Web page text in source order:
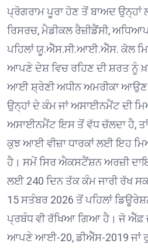
ਪ੍ਰੋਗਰਾਮ ਪੂਰਾ ਹੋਣ ਤੋਂ ਬਾਅਦ ਉਨ੍ਹਾਂ
ਰਿਸਰਚ, ਮੈਡੀਕਲ ਰੈਜ਼ੀਡੈਂਸੀ,
ਪਹਿਲਾਂ ਯੂ.ਐੱਸ.ਸੀ.ਆਈ.ਐੱਸ. ਕੋਲ
ਆਪਣੇ ਦੇਸ਼ ਵਿਚ ਰਹਿਣ ਦੀ ਸ਼ਰਤ ਨੂੰ
ਆਈ ਸ਼੍ਰੇਣੀ ਅਧੀਨ ਅਮਰੀਕਾ ਆਉਣ
ਉਨ੍ਹਾਂ ਦੇ ਕੰਮ ਜਾਂ ਅਸਾਈਨਮੈਂਟ ਦੀ
ਅਸਾਈਨਮੈਂਟ ਇਸ ਤੋਂ ਵੱਧ ਚੱਲਦਾ ਹੈ,
ਕੁਝ ਆਈ ਵੀਜ਼ਾ ਧਾਰਕਾਂ ਲਈ ਇਹ
ਹੈ। ਸਮੇਂ ਸਿਰ ਐਕਸਟੈਂਸ਼ਨ ਅਰਜ਼ੀ
ਲਈ 240 ਦਿਨ ਤੱਕ ਕੰਮ ਜਾਰੀ ਰੱਖ
15 ਸਤੰਬਰ 2026 ਤੋਂ ਪਹਿਲਾਂ
ਪ੍ਰਬੰਧ ਵੀ ਰੱਖਿਆ ਗਿਆ ਹੈ। ਜੋ ਐੱਫ਼
ਆਪਣੇ ਆਈ-20, ਡੀਐੱਸ-2019 ਜਾਂ